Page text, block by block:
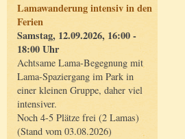
Lamawanderung intensiv in den
Ferien
Samstag, 12.09.2026, 16:00 -
18:00 Uhr
Achtsame Lama-Begegnung mit
Lama-Spaziergang im Park in
einer kleinen Gruppe, daher viel
intensiver.
Noch 4-5 Plätze frei (2 Lamas)
(Stand vom 03.08.2026)